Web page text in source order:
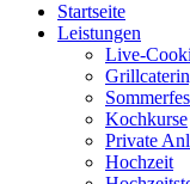
Startseite
Leistungen
Live-
Kochkurse
Private
Hochzeit